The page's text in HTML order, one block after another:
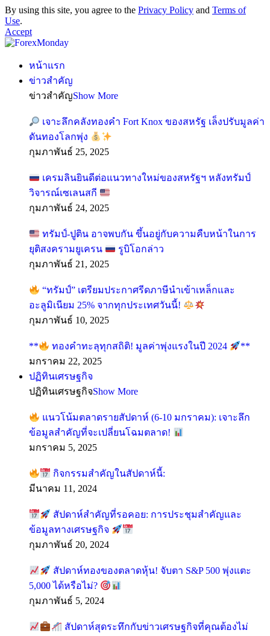
By using this site, you agree to the Privacy Policy and Terms of
Use.
Accept
หน้าแรก
ข่าวสำคัญ
ข่าวสำคัญShow More
เจาะลึกคลังทองคำ Fort Knox ของสหรัฐ เล็งปรับมูลค่า
ดันทองโลกพุ่ง
กุมภาพันธ์ 25, 2025
เครมลินยินดีต่อแนวทางใหม่ของสหรัฐฯ หลังทรัมป์
วิจารณ์เซเลนสกี
กุมภาพันธ์ 24, 2025
ทรัมป์-ปูติน อาจพบกัน ขึ้นอยู่กับความคืบหน้าในการ
ยุติสงครามยูเครน
รูบิโอกล่าว
กุมภาพันธ์ 21, 2025
“ทรัมป์” เตรียมประกาศรีดภาษีนำเข้าเหล็กและ
อะลูมิเนียม 25% จากทุกประเทศวันนี้!
กุมภาพันธ์ 10, 2025
** ทองคำทะลุทุกสถิติ! มูลค่าพุ่งแรงในปี 2024
**
มกราคม 22, 2025
ปฏิทินเศรษฐกิจ
ปฏิทินเศรษฐกิจShow More
แนวโน้มตลาดรายสัปดาห์ (6-10 มกราคม): เจาะลึก
ข้อมูลสำคัญที่จะเปลี่ยนโฉมตลาด!
มกราคม 5, 2025
กิจกรรมสำคัญในสัปดาห์นี้:
มีนาคม 11, 2024
สัปดาห์สำคัญที่รอคอย: การประชุมสำคัญและ
ข้อมูลทางเศรษฐกิจ
กุมภาพันธ์ 20, 2024
สัปดาห์ทองของตลาดหุ้น! จับตา S&P 500 พุ่งแตะ
5,000 ได้หรือไม่?
กุมภาพันธ์ 5, 2024
สัปดาห์สุดระทึกกับข่าวเศรษฐกิจที่คุณต้องไม่